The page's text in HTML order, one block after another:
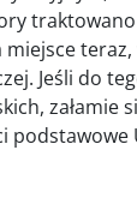
Jeśli do
załamie
podstawowe